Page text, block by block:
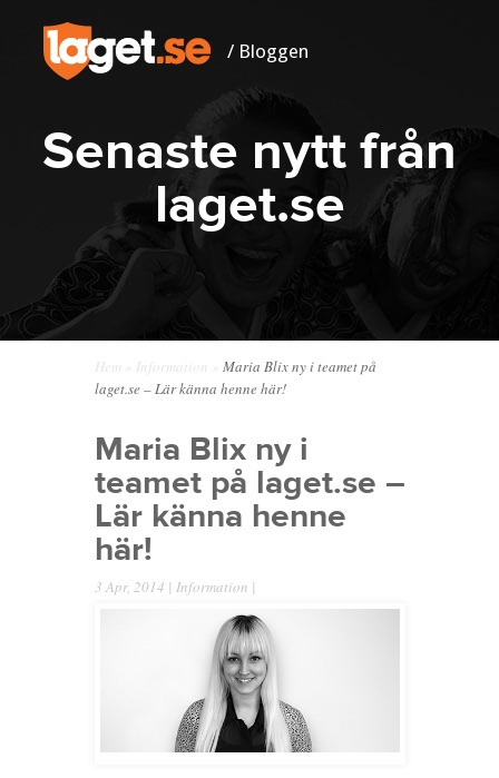
/ Bloggen
Senaste nytt från
laget.se
Hem Information
Maria Blix ny i teamet på
laget.se – Lär känna henne här!
Maria Blix ny i
teamet på laget.se –
Lär känna henne
här!
3 Apr, 2014 | Information |